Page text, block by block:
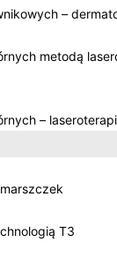
–
metodą
–
T3